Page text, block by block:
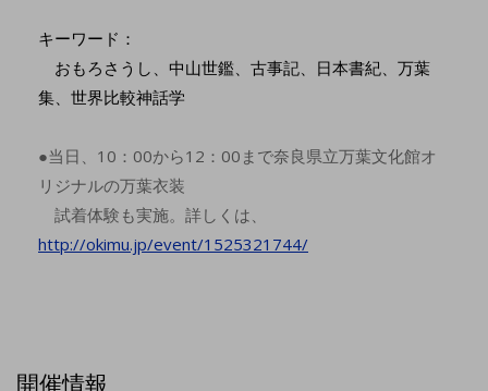
キーワード：
おもろさうし、中山世鑑、古事記、日本書紀、万葉
集、世界比較神話学
●当日、10：00から12：00まで奈良県立万葉文化館オ
リジナルの万葉衣装
試着体験も実施。詳しくは、
http://okimu.jp/event/1525321744/
開催情報